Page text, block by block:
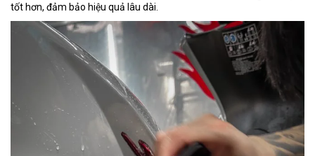
tốt hơn, đảm bảo hiệu quả lâu dài.